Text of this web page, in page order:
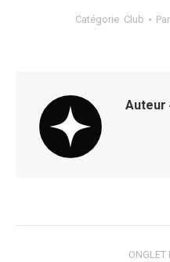
Catégorie Club Par
Auteur
ONGLET